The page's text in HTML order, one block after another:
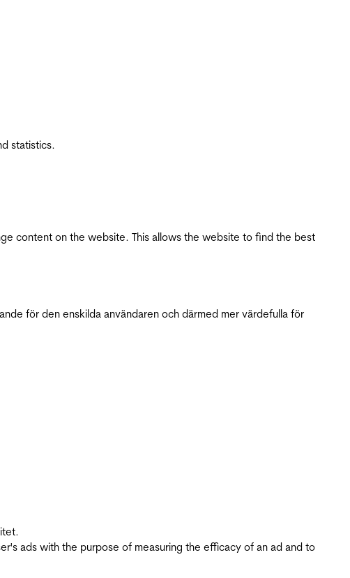
statistics.
content on the website. This allows the website to find the best
för den enskilda användaren och därmed mer värdefulla för
ads with the purpose of measuring the efficacy of an ad and to